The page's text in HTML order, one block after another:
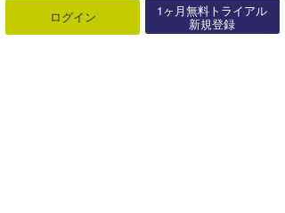
ログイン 1ヶ月無料トライアル
新規登録